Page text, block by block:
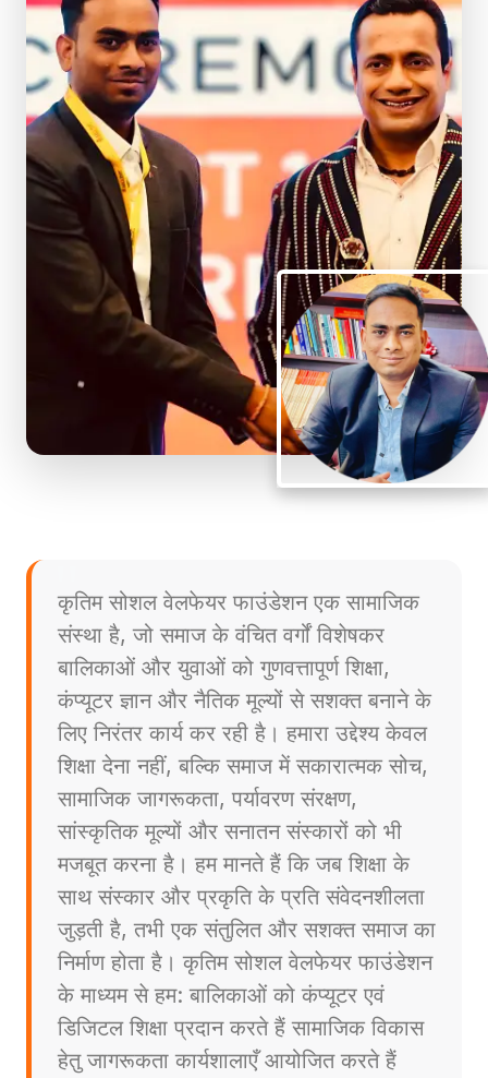
कृतिम सोशल वेलफेयर फाउंडेशन एक सामाजिक
संस्था है, जो समाज के वंचित वर्गों विशेषकर
बालिकाओं और युवाओं को गुणवत्तापूर्ण शिक्षा,
कंप्यूटर ज्ञान और नैतिक मूल्यों से सशक्त बनाने के
लिए निरंतर कार्य कर रही है। हमारा उद्देश्य केवल
शिक्षा देना नहीं, बल्कि समाज में सकारात्मक सोच,
सामाजिक जागरूकता, पर्यावरण संरक्षण,
सांस्कृतिक मूल्यों और सनातन संस्कारों को भी
मजबूत करना है। हम मानते हैं कि जब शिक्षा के
साथ संस्कार और प्रकृति के प्रति संवेदनशीलता
जुड़ती है, तभी एक संतुलित और सशक्त समाज का
निर्माण होता है। कृतिम सोशल वेलफेयर फाउंडेशन
के माध्यम से हम: बालिकाओं को कंप्यूटर एवं
डिजिटल शिक्षा प्रदान करते हैं सामाजिक विकास
हेतु जागरूकता कार्यशालाएँ आयोजित करते हैं